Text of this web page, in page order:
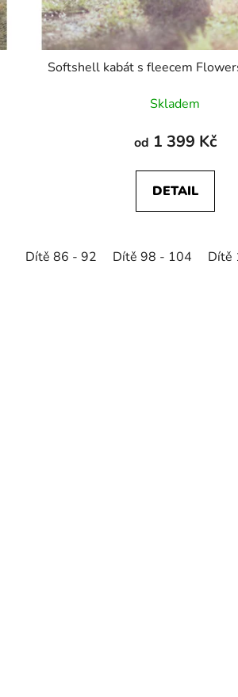
Softshell kabát s fleecem
Skladem
od 1 399 Kč
DETAIL
Dítě 86 - 92 Dítě 98 - 104 Dítě